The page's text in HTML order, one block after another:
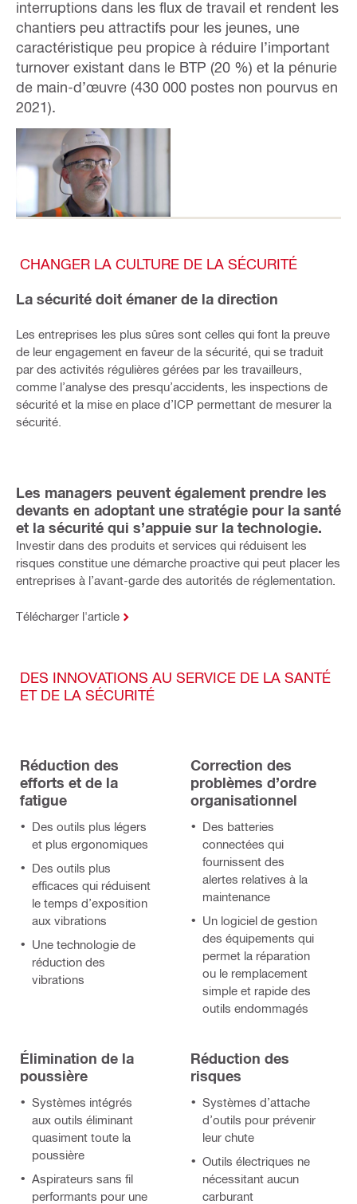
interruptions dans les flux de travail et rendent les
chantiers peu attractifs pour les jeunes, une
caractéristique peu propice à réduire l’important
turnover existant dans le BTP (20 %) et la pénurie
de main-d’œuvre (430 000 postes non pourvus en
2021).
CHANGER LA CULTURE DE LA SÉCURITÉ
La sécurité doit émaner de la direction
Les entreprises les plus sûres sont celles qui font la preuve
de leur engagement en faveur de la sécurité, qui se traduit
par des activités régulières gérées par les travailleurs,
comme l’analyse des presqu’accidents, les inspections de
sécurité et la mise en place d’ICP permettant de mesurer la
sécurité.
Les managers peuvent également prendre les
devants en adoptant une stratégie pour la santé
et la sécurité qui s’appuie sur la technologie.
Investir dans des produits et services qui réduisent les
risques constitue une démarche proactive qui peut placer les
entreprises à l’avant-garde des autorités de réglementation.
Télécharger l'article
DES INNOVATIONS AU SERVICE DE LA SANTÉ
ET DE LA SÉCURITÉ
Réduction des
efforts et de la
fatigue
Des outils plus légers
et plus ergonomiques
Des outils plus
efficaces qui réduisent
le temps d’exposition
aux vibrations
Une technologie de
réduction des
vibrations
Correction des
problèmes d’ordre
organisationnel
Des batteries
connectées qui
fournissent des
alertes relatives à la
maintenance
Un logiciel de gestion
des équipements qui
permet la réparation
ou le remplacement
simple et rapide des
outils endommagés
Élimination de la
poussière
Systèmes intégrés
aux outils éliminant
quasiment toute la
poussière
Aspirateurs sans fil
performants pour une
Réduction des
risques
Systèmes d’attache
d’outils pour prévenir
leur chute
Outils électriques ne
nécessitant aucun
carburant